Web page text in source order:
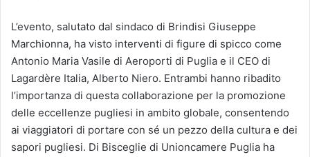
L’evento, salutato dal sindaco di Brindisi Giuseppe
Marchionna, ha visto interventi di figure di spicco come
Antonio Maria Vasile di Aeroporti di Puglia e il CEO di
Lagardère Italia, Alberto Niero. Entrambi hanno ribadito
l’importanza di questa collaborazione per la promozione
delle eccellenze pugliesi in ambito globale, consentendo
ai viaggiatori di portare con sé un pezzo della cultura e dei
sapori pugliesi. Di Bisceglie di Unioncamere Puglia ha